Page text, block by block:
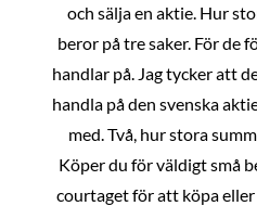
och sälja en aktie. Hur
beror på tre saker. För de
handlar på. Jag tycker att
handla på den svenska
med. Två, hur stora
Köper du för väldigt små
courtaget för att köpa